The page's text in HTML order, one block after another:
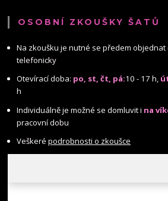
OSOBNÍ ZKOUŠKY ŠATŮ
Na zkoušku je nutné se předem objednat
telefonicky
Otevírací doba: po, st, čt, pá:10 - 17 h,
h
Individuálně je možné se domluvit i na
pracovní dobu
Veškerépodrobnosti o zkoušce